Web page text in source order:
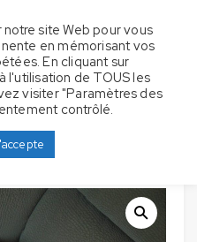
Couverture Bébé – Dragon
site Web pour vous
en mémorisant vos
En cliquant sur
l'utilisation de TOUS les
visiter "Paramètres des
contrôlé.